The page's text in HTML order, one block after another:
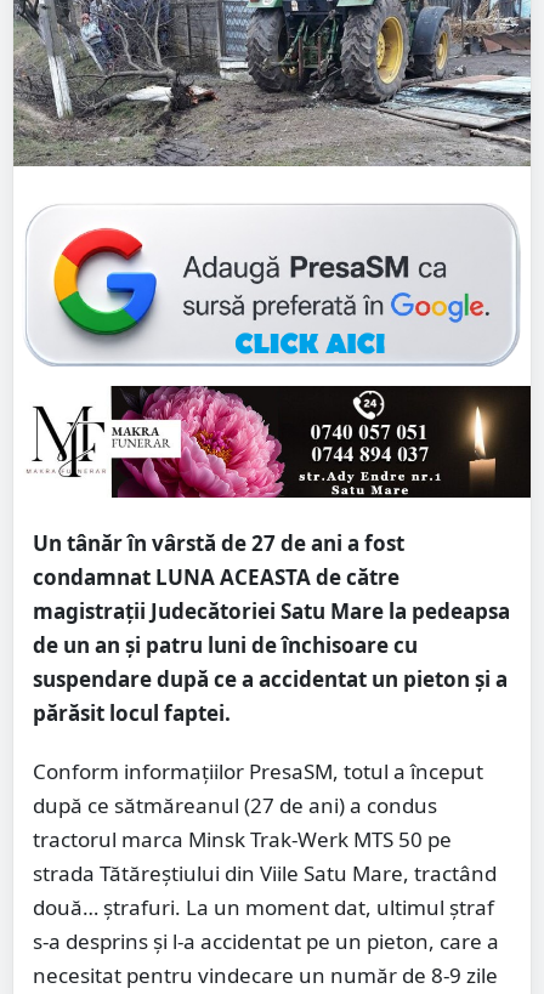
Un tânăr în vârstă de 27 de ani a fost
condamnat LUNA ACEASTA de către
magistrații Judecătoriei Satu Mare la pedeapsa
de un an și patru luni de închisoare cu
suspendare după ce a accidentat un pieton și a
părăsit locul faptei.
Conform informațiilor PresaSM, totul a început
după ce sătmăreanul (27 de ani) a condus
tractorul marca Minsk Trak-Werk MTS 50 pe
strada Tătăreștiului din Viile Satu Mare, tractând
două… ștrafuri. La un moment dat, ultimul ștraf
s-a desprins și l-a accidentat pe un pieton, care a
necesitat pentru vindecare un număr de 8-9 zile